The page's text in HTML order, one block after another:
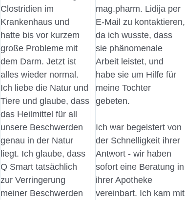
Clostridien im
Krankenhaus und
hatte bis vor kurzem
große Probleme mit
dem Darm. Jetzt ist
alles wieder normal.
Ich liebe die Natur und
Tiere und glaube, dass
das Heilmittel für all
unsere Beschwerden
genau in der Natur
liegt. Ich glaube, dass
Q Smart tatsächlich
zur Verringerung
meiner Beschwerden
mag.pharm. Lidija per
E-Mail zu kontaktieren,
da ich wusste, dass
sie phänomenale
Arbeit leistet, und
habe sie um Hilfe für
meine Tochter
gebeten.
Ich war begeistert von
der Schnelligkeit ihrer
Antwort - wir haben
sofort eine Beratung in
ihrer Apotheke
vereinbart. Ich kam mit